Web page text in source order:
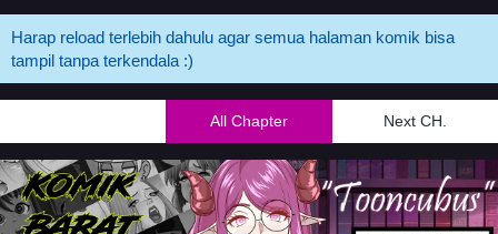
Harap reload terlebih dahulu agar semua halaman komik bisa
tampil tanpa terkendala :)
All Chapter Next CH.